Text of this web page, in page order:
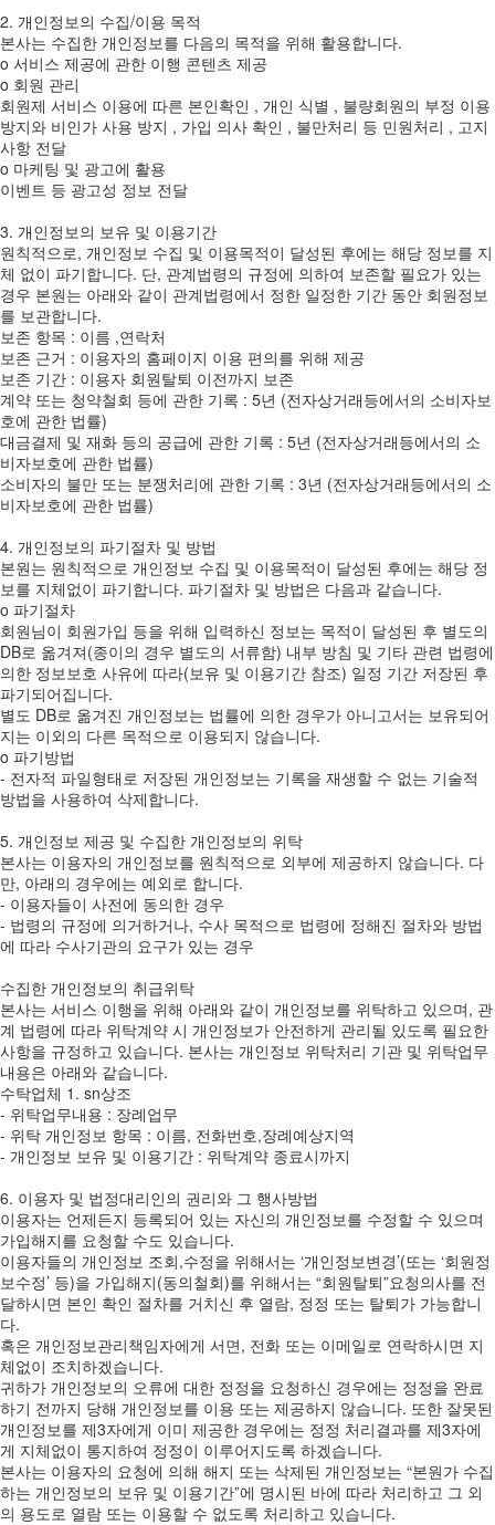
2. 개인정보의 수집/이용 목적
본사는 수집한 개인정보를 다음의 목적을 위해 활용합니다.
ο 서비스 제공에 관한 이행 콘텐츠 제공
ο 회원 관리
회원제 서비스 이용에 따른 본인확인 , 개인 식별 , 불량회원의 부정 이용
방지와 비인가 사용 방지 , 가입 의사 확인 , 불만처리 등 민원처리 , 고지
사항 전달
ο 마케팅 및 광고에 활용
이벤트 등 광고성 정보 전달
3. 개인정보의 보유 및 이용기간
원칙적으로, 개인정보 수집 및 이용목적이 달성된 후에는 해당 정보를 지
체 없이 파기합니다. 단, 관계법령의 규정에 의하여 보존할 필요가 있는
경우 본원는 아래와 같이 관계법령에서 정한 일정한 기간 동안 회원정보
를 보관합니다.
보존 항목 : 이름 ,연락처
보존 근거 : 이용자의 홈페이지 이용 편의를 위해 제공
보존 기간 : 이용자 회원탈퇴 이전까지 보존
계약 또는 청약철회 등에 관한 기록 : 5년 (전자상거래등에서의 소비자보
호에 관한 법률)
대금결제 및 재화 등의 공급에 관한 기록 : 5년 (전자상거래등에서의 소
비자보호에 관한 법률)
소비자의 불만 또는 분쟁처리에 관한 기록 : 3년 (전자상거래등에서의 소
비자보호에 관한 법률)
4. 개인정보의 파기절차 및 방법
본원는 원칙적으로 개인정보 수집 및 이용목적이 달성된 후에는 해당 정
보를 지체없이 파기합니다. 파기절차 및 방법은 다음과 같습니다.
ο 파기절차
회원님이 회원가입 등을 위해 입력하신 정보는 목적이 달성된 후 별도의
DB로 옮겨져(종이의 경우 별도의 서류함) 내부 방침 및 기타 관련 법령에
의한 정보보호 사유에 따라(보유 및 이용기간 참조) 일정 기간 저장된 후
파기되어집니다.
별도 DB로 옮겨진 개인정보는 법률에 의한 경우가 아니고서는 보유되어
지는 이외의 다른 목적으로 이용되지 않습니다.
ο 파기방법
- 전자적 파일형태로 저장된 개인정보는 기록을 재생할 수 없는 기술적
방법을 사용하여 삭제합니다.
5. 개인정보 제공 및 수집한 개인정보의 위탁
본사는 이용자의 개인정보를 원칙적으로 외부에 제공하지 않습니다. 다
만, 아래의 경우에는 예외로 합니다.
- 이용자들이 사전에 동의한 경우
- 법령의 규정에 의거하거나, 수사 목적으로 법령에 정해진 절차와 방법
에 따라 수사기관의 요구가 있는 경우
수집한 개인정보의 취급위탁
본사는 서비스 이행을 위해 아래와 같이 개인정보를 위탁하고 있으며, 관
계 법령에 따라 위탁계약 시 개인정보가 안전하게 관리될 있도록 필요한
사항을 규정하고 있습니다. 본사는 개인정보 위탁처리 기관 및 위탁업무
내용은 아래와 같습니다.
수탁업체 1. sn상조
- 위탁업무내용 : 장례업무
- 위탁 개인정보 항목 : 이름, 전화번호,장례예상지역
- 개인정보 보유 및 이용기간 : 위탁계약 종료시까지
6. 이용자 및 법정대리인의 권리와 그 행사방법
이용자는 언제든지 등록되어 있는 자신의 개인정보를 수정할 수 있으며
가입해지를 요청할 수도 있습니다.
이용자들의 개인정보 조회,수정을 위해서는 ‘개인정보변경’(또는 ‘회원정
보수정’ 등)을 가입해지(동의철회)를 위해서는 “회원탈퇴”요청의사를 전
달하시면 본인 확인 절차를 거치신 후 열람, 정정 또는 탈퇴가 가능합니
다.
혹은 개인정보관리책임자에게 서면, 전화 또는 이메일로 연락하시면 지
체없이 조치하겠습니다.
귀하가 개인정보의 오류에 대한 정정을 요청하신 경우에는 정정을 완료
하기 전까지 당해 개인정보를 이용 또는 제공하지 않습니다. 또한 잘못된
개인정보를 제3자에게 이미 제공한 경우에는 정정 처리결과를 제3자에
게 지체없이 통지하여 정정이 이루어지도록 하겠습니다.
본사는 이용자의 요청에 의해 해지 또는 삭제된 개인정보는 “본원가 수집
하는 개인정보의 보유 및 이용기간”에 명시된 바에 따라 처리하고 그 외
의 용도로 열람 또는 이용할 수 없도록 처리하고 있습니다.